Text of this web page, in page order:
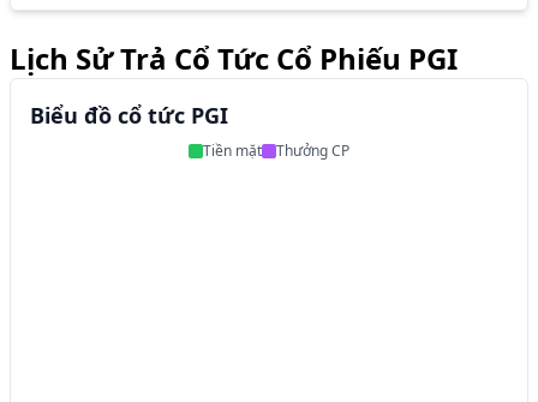
Lịch Sử Trả Cổ Tức Cổ Phiếu PGI
Biểu đồ cổ tức PGI
Tiền mặt Thưởng CP